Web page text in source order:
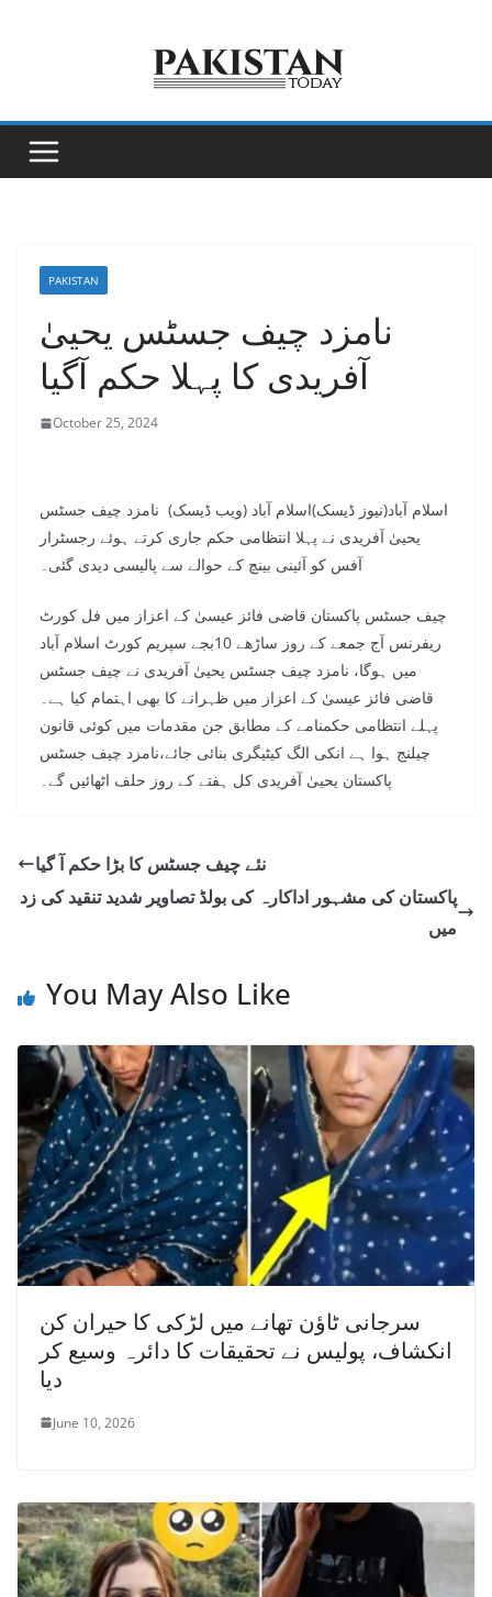
PAKISTAN
نامزد چیف جسٹس یحییٰ
آفریدی کا پہلا حکم آگیا
October 25, 2024
اسلام آباد(نیوز ڈیسک)اسلام آباد (ویب ڈیسک) نامزد چیف جسٹس
یحییٰ آفریدی نے پہلا انتظامی حکم جاری کرتے ہوئے رجسٹرار
آفس کو آئینی بینچ کے حوالے سے پالیسی دیدی گئی۔
چیف جسٹس پاکستان قاضی فائز عیسیٰ کے اعزاز میں فل کورٹ
ریفرنس آج جمعے کے روز ساڑھے 10بجے سپریم کورٹ اسلام آباد
میں ہوگا، نامزد چیف جسٹس یحییٰ آفریدی نے چیف جسٹس
قاضی فائز عیسیٰ کے اعزاز میں ظہرانے کا بھی اہتمام کیا ہے۔
پہلے انتظامی حکمنامے کے مطابق جن مقدمات میں کوئی قانون
چیلنج ہوا ہے انکی الگ کیٹیگری بنائی جائے،نامزد چیف جسٹس
پاکستان یحییٰ آفریدی کل ہفتے کے روز حلف اٹھائیں گے۔
نئے چیف جسٹس کا بڑا حکم آ گیا
پاکستان کی مشہور اداکارہ کی بولڈ تصاویر شدید تنقید کی زد
میں
You May Also Like
سرجانی ٹاؤن تھانے میں لڑکی کا حیران کن
انکشاف، پولیس نے تحقیقات کا دائرہ وسیع کر
دیا
June 10, 2026